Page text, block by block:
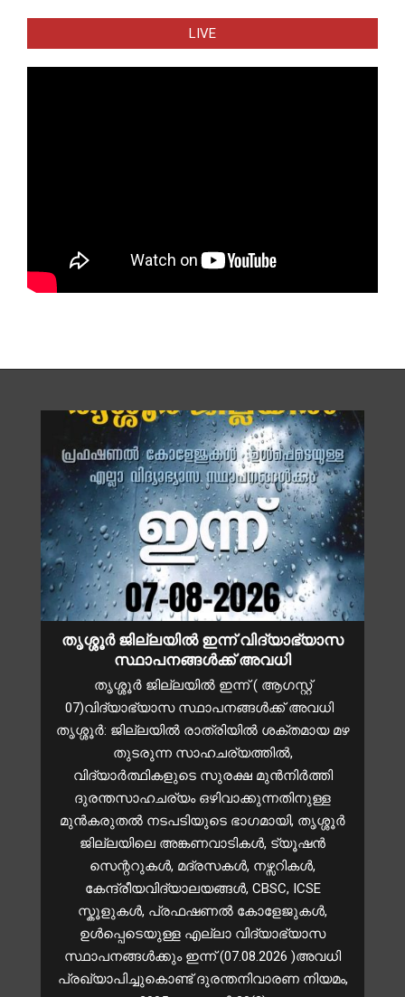
LIVE
തൃശ്ശൂർ ജില്ലയിൽ ഇന്ന് വിദ്യാഭ്യാസ
സ്ഥാപനങ്ങൾക്ക് അവധി
തൃശ്ശൂർ ജില്ലയിൽ ഇന്ന് ( ആഗസ്റ്റ്
07)വിദ്യാഭ്യാസ സ്ഥാപനങ്ങൾക്ക് അവധി
തൃശ്ശൂർ: ജില്ലയിൽ രാത്രിയിൽ ശക്തമായ മഴ
തുടരുന്ന സാഹചര്യത്തിൽ,
വിദ്യാർത്ഥികളുടെ സുരക്ഷ മുൻനിർത്തി
ദുരന്തസാഹചര്യം ഒഴിവാക്കുന്നതിനുള്ള
മുന്‍കരുതല്‍ നടപടിയുടെ ഭാഗമായി, തൃശ്ശൂർ
ജില്ലയിലെ അങ്കണവാടികൾ, ട്യൂഷൻ
സെന്ററുകൾ, മദ്രസകൾ, നഴ്സറികള്‍,
കേന്ദ്രീയവിദ്യാലയങ്ങള്‍, CBSC, ICSE
സ്കൂളുകള്‍, പ്രഫഷണല്‍ കോളേജുകള്‍,
ഉള്‍പ്പെടെയുള്ള എല്ലാ വിദ്യാഭ്യാസ
സ്ഥാപനങ്ങള്‍ക്കും ഇന്ന് (07.08.2026 )അവധി
പ്രഖ്യാപിച്ചുകൊണ്ട് ദുരന്തനിവാരണ നിയമം,